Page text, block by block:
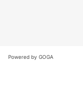
Powered by GOGA